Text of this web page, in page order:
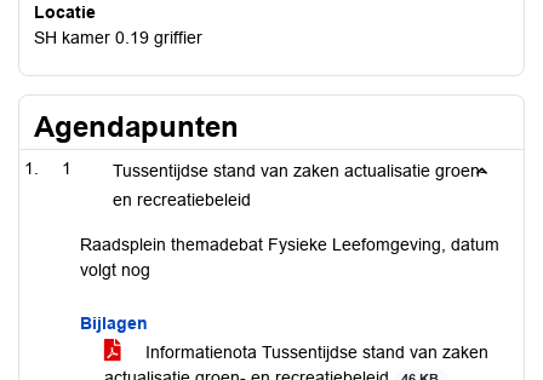
Locatie
SH kamer 0.19 griffier
Agendapunten
1
Tussentijdse stand van zaken actualisatie groen-
en recreatiebeleid
Raadsplein themadebat Fysieke Leefomgeving, datum
volgt nog
Bijlagen
Informatienota Tussentijdse stand van zaken